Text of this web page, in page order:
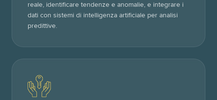
reale, identificare tendenze e anomalie, e integrare i
dati con sistemi di intelligenza artificiale per analisi
predittive.